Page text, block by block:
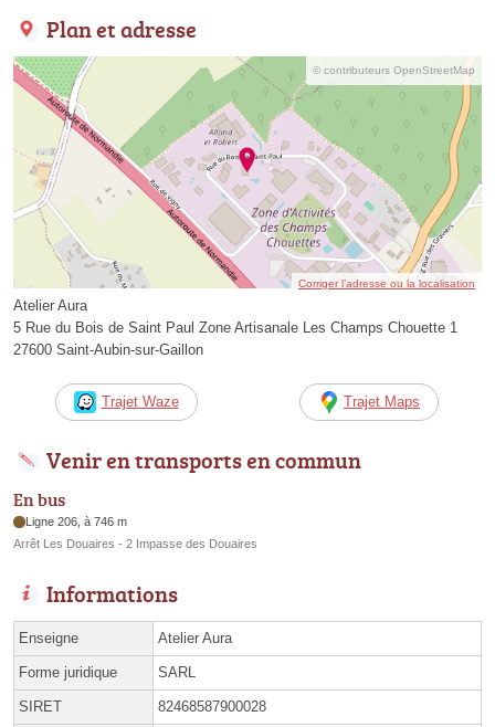
Plan et adresse
© contributeurs OpenStreetMap
Corriger l’adresse ou la localisation
Atelier Aura
5 Rue du Bois de Saint Paul Zone Artisanale Les Champs Chouette 1
27600 Saint-Aubin-sur-Gaillon
Trajet Waze Trajet Maps
Venir en transports en commun
En bus
Ligne 206, à 746 m
Arrêt Les Douaires - 2 Impasse des Douaires
Informations
Enseigne Atelier Aura
Forme juridique SARL
SIRET 82468587900028